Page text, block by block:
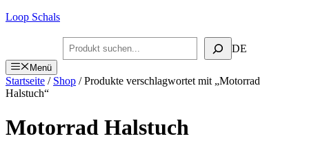
Zum
Loop Schals
Suchen DE
Menü
Startseite / Shop / Produkte verschlagwortet mit „Motorrad
Halstuch“
Motorrad Halstuch